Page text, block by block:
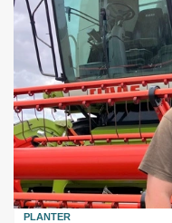
PLANTER